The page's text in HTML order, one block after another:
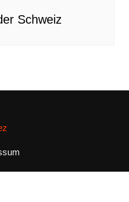
Schweiz